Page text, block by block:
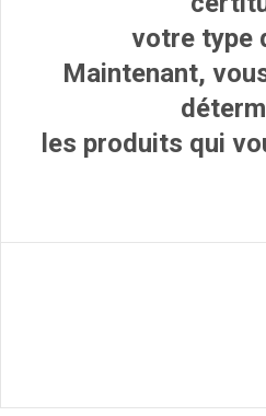
votre type
Maintenant,
les produits qui